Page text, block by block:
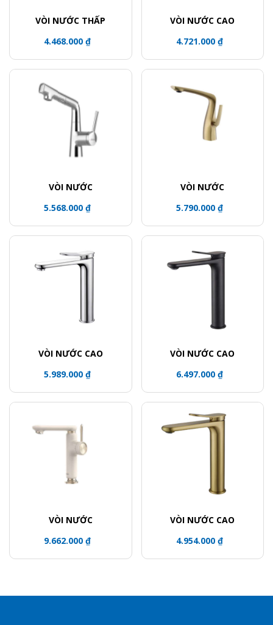
VÒI NƯỚC THẤP
4.468.000 ₫
VÒI NƯỚC CAO
4.721.000 ₫
VÒI NƯỚC
5.568.000 ₫
VÒI NƯỚC
5.790.000 ₫
VÒI NƯỚC CAO
5.989.000 ₫
VÒI NƯỚC CAO
6.497.000 ₫
VÒI NƯỚC
9.662.000 ₫
VÒI NƯỚC CAO
4.954.000 ₫